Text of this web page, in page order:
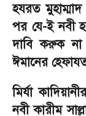
হযরত মুহাম্মাদ
পর যে-ই নবী
দাবি করুক না
ঈমানের
মির্যা
নবী কারীম